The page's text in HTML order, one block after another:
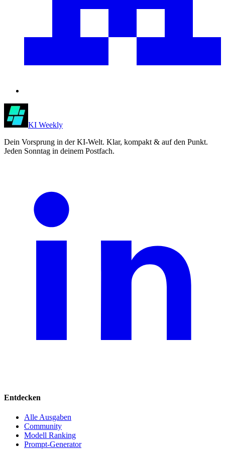
KI Weekly
Dein Vorsprung in der KI-Welt. Klar, kompakt & auf den Punkt.
Jeden Sonntag in deinem Postfach.
Entdecken
Alle Ausgaben
Community
Modell Ranking
Prompt-Generator